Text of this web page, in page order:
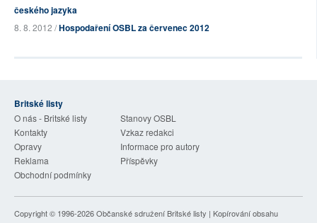
českého jazyka
8. 8. 2012 /Hospodaření OSBL za červenec 2012
Britské listy
O nás - Britské listy
Stanovy OSBL
Kontakty
Vzkaz redakci
Opravy
Informace pro autory
Reklama
Příspěvky
Obchodní podmínky
Copyright © 1996-2026Občanské sdružení Britské listy | Kopírování obsahu